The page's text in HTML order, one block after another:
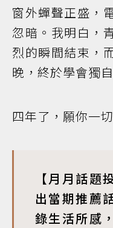
窗外蟬聲正盛，
忽暗。我明白，
烈的瞬間結束，
晚，終於學會獨
四年了，願你一
【月月話題
出當期推薦
錄生活所感